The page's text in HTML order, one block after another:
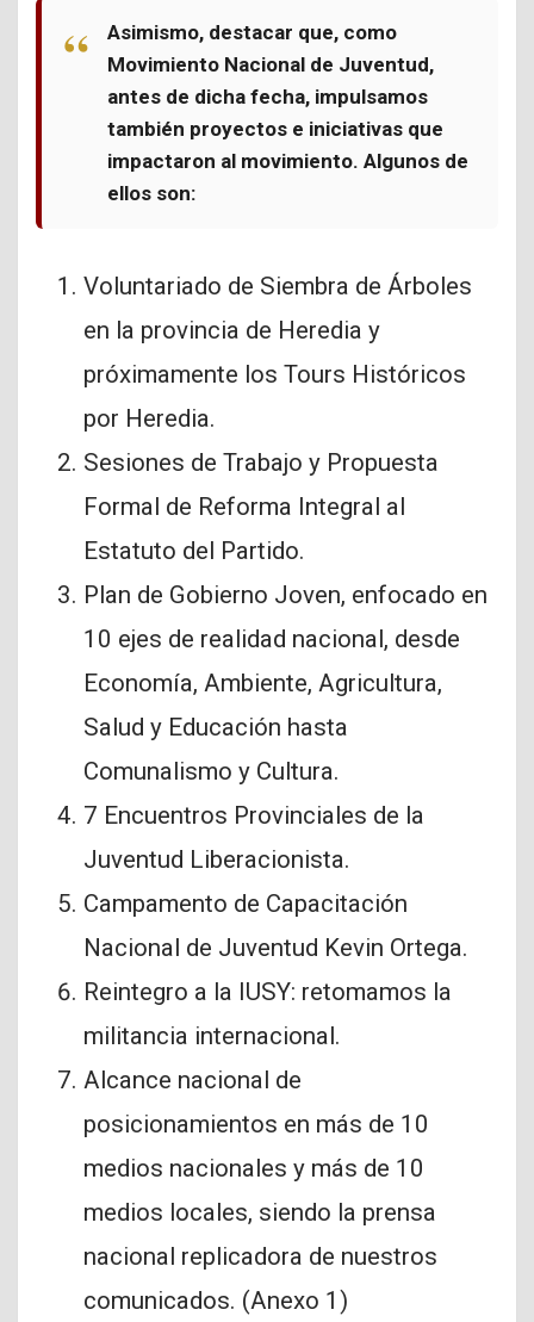
Asimismo, destacar que, como
Movimiento Nacional de Juventud,
antes de dicha fecha, impulsamos
también proyectos e iniciativas que
impactaron al movimiento. Algunos de
ellos son:
Voluntariado de Siembra de Árboles
en la provincia de Heredia y
próximamente los Tours Históricos
por Heredia.
Sesiones de Trabajo y Propuesta
Formal de Reforma Integral al
Estatuto del Partido.
Plan de Gobierno Joven, enfocado en
10 ejes de realidad nacional, desde
Economía, Ambiente, Agricultura,
Salud y Educación hasta
Comunalismo y Cultura.
7 Encuentros Provinciales de la
Juventud Liberacionista.
Campamento de Capacitación
Nacional de Juventud Kevin Ortega.
Reintegro a la IUSY: retomamos la
militancia internacional.
Alcance nacional de
posicionamientos en más de 10
medios nacionales y más de 10
medios locales, siendo la prensa
nacional replicadora de nuestros
comunicados. (Anexo 1)